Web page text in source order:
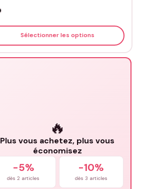
Sélectionner les options
🔥
Plus vous achetez, plus vous
économisez
-5%
dès 2 articles
-10%
dès 3 articles